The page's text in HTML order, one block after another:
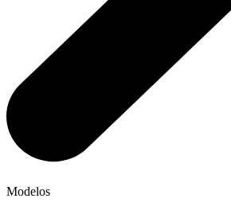
Modelos